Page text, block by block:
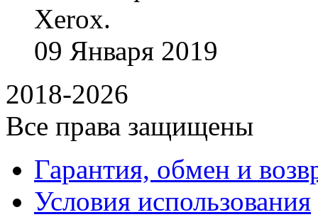
Xerox.
09 Января 2019
2018-2026
Все права защищены
Гарантия, обмен и
Условия использования